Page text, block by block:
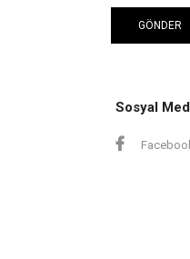
GÖNDER
Sosyal